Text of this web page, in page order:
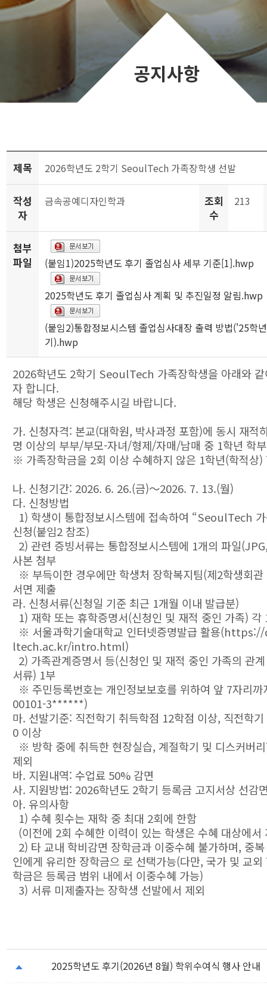
공지사항
제목 2026학년도 2학기 SeoulTech 가족장학생 선발
작성
자
금속공예디자인학과
조회
수
213
첨부
파일
(붙임1)2025학년도 후기 졸업심사 세부 기준[1].hwp
2025학년도 후기 졸업심사 계획 및 추진일정 알림.hwp
(붙임2)통합정보시스템 졸업심사대장 출력 방법('25학
기).hwp
2026학년도 2학기 SeoulTech 가족장학생을 아래와
자 합니다.
해당 학생은 신청해주시길 바랍니다.
가. 신청자격: 본교(대학원, 박사과정 포함)에 동시 재적
명 이상의 부부/부모-자녀/형제/자매/남매 중 1학년 학
※ 가족장학금을 2회 이상 수혜하지 않은 1학년(학적상)
나. 신청기간: 2026. 6. 26.(금)～2026. 7. 13.(월)
다. 신청방법
1) 학생이 통합정보시스템에 접속하여 “SeoulTech
신청(붙임2 참조)
2) 관련 증빙서류는 통합정보시스템에 1개의 파일
사본 첨부
※ 부득이한 경우에만 학생처 장학복지팀(제2학생회
서면 제출
라. 신청서류(신청일 기준 최근 1개월 이내 발급분)
1) 재학 또는 휴학증명서(신청인 및 재적 중인 가족) 각
※ 서울과학기술대학교 인터넷증명발급 활용
ltech.ac.kr/intro.html)
2) 가족관계증명서 등(신청인 및 재적 중인 가족의 관
서류) 1부
※ 주민등록번호는 개인정보보호를 위하여 앞 7자리까
00101-3******)
마. 선발기준: 직전학기 취득학점 12학점 이상, 직전학
0 이상
※ 방학 중에 취득한 현장실습, 계절학기 및 디스커버
제외
바. 지원내역: 수업료 50% 감면
사. 지원방법: 2026학년도 2학기 등록금 고지서상 선감
아. 유의사항
1) 수혜 횟수는 재학 중 최대 2회에 한함
(이전에 2회 수혜한 이력이 있는 학생은 수혜 대상에서
2) 타 교내 학비감면 장학금과 이중수혜 불가하며, 중
인에게 유리한 장학금으 로 선택가능(다만, 국가 및 교외
학금은 등록금 범위 내에서 이중수혜 가능)
3) 서류 미제출자는 장학생 선발에서 제외
2025학년도 후기(2026년 8월) 학위수여식 행사 안내